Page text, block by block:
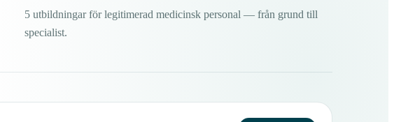
5 utbildningar för legitimerad medicinsk personal — från grund till
specialist.